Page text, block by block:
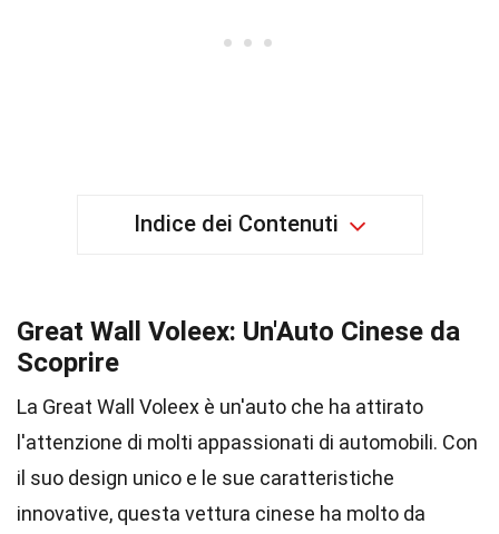
Indice dei Contenuti
Great Wall Voleex: Un'Auto Cinese da
Scoprire
La Great Wall Voleex è un'auto che ha attirato
l'attenzione di molti appassionati di automobili. Con
il suo design unico e le sue caratteristiche
innovative, questa vettura cinese ha molto da